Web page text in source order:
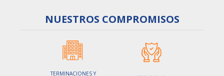
NUESTROS COMPROMISOS
TERMINACIONES Y